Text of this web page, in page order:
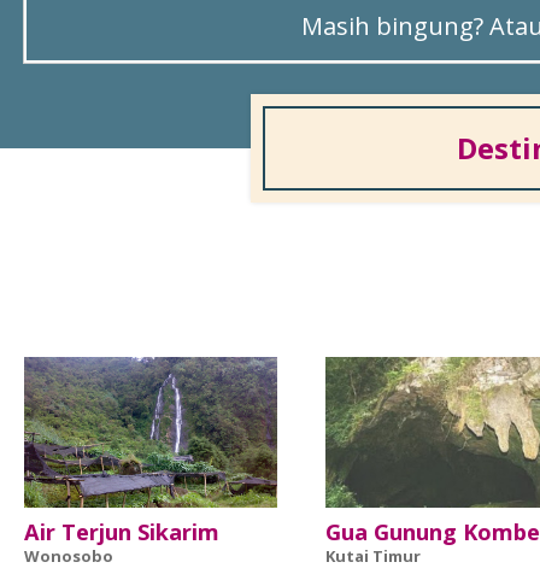
Masih bingung?
Air Terjun Sikarim
Wonosobo
Gua Gunung
Kutai Timur